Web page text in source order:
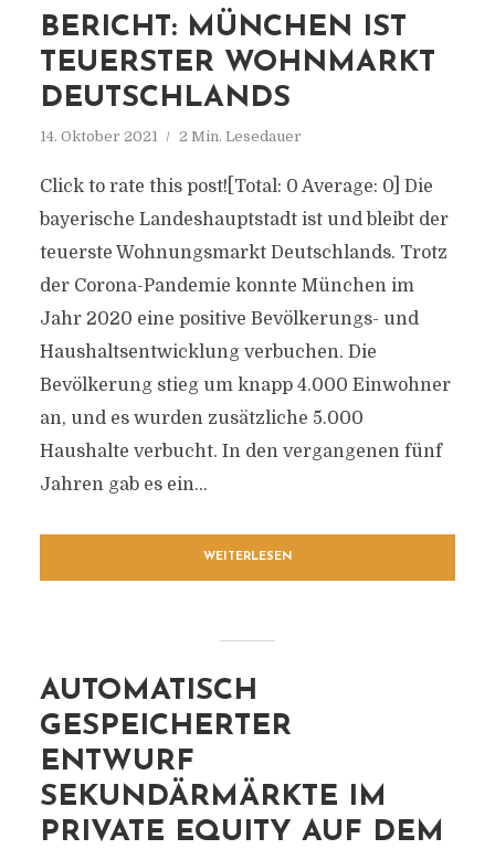
BERICHT: MÜNCHEN IST
TEUERSTER WOHNMARKT
DEUTSCHLANDS
14. Oktober 2021 2 Min. Lesedauer
Click to rate this post![Total: 0 Average: 0] Die
bayerische Landeshauptstadt ist und bleibt der
teuerste Wohnungsmarkt Deutschlands. Trotz
der Corona-Pandemie konnte München im
Jahr 2020 eine positive Bevölkerungs- und
Haushaltsentwicklung verbuchen. Die
Bevölkerung stieg um knapp 4.000 Einwohner
an, und es wurden zusätzliche 5.000
Haushalte verbucht. In den vergangenen fünf
Jahren gab es ein...
WEITERLESEN
AUTOMATISCH
GESPEICHERTER
ENTWURF
SEKUNDÄRMÄRKTE IM
PRIVATE EQUITY AUF DEM